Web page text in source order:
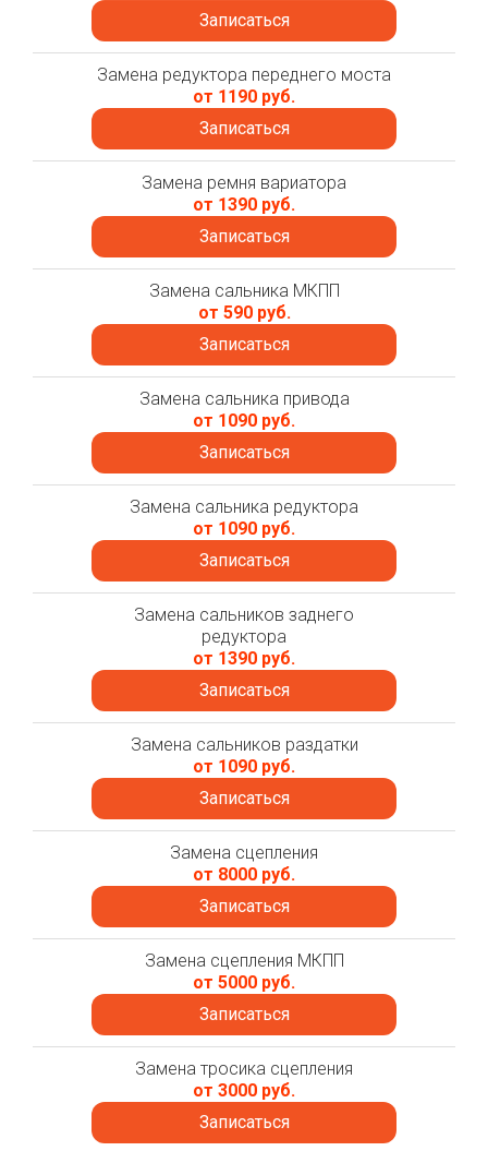
Записаться
Замена редуктора переднего моста
от 1190 руб.
Записаться
Замена ремня вариатора
от 1390 руб.
Записаться
Замена сальника МКПП
от 590 руб.
Записаться
Замена сальника привода
от 1090 руб.
Записаться
Замена сальника редуктора
от 1090 руб.
Записаться
Замена сальников заднего
редуктора
от 1390 руб.
Записаться
Замена сальников раздатки
от 1090 руб.
Записаться
Замена сцепления
от 8000 руб.
Записаться
Замена сцепления МКПП
от 5000 руб.
Записаться
Замена тросика сцепления
от 3000 руб.
Записаться